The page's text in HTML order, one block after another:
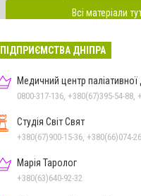
Всі матеріали
ПІДПРИЄМСТВА ДНІПРА
Медичний центр
0800-317-136, +380(67)395-54-88,
Студія Світ Свят
+380(67)900-15-36, +380(66)074-
Марія Таролог
+380(63)640-92-32